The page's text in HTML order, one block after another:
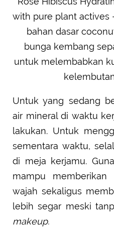
with pure plant actives
bahan dasar
bunga kembang
untuk melembabkan
Untuk yang sedang
air mineral di waktu
lakukan. Untuk
sementara waktu,
di meja kerjamu.
mampu
wajah sekaligus
lebih segar meski
makeup.